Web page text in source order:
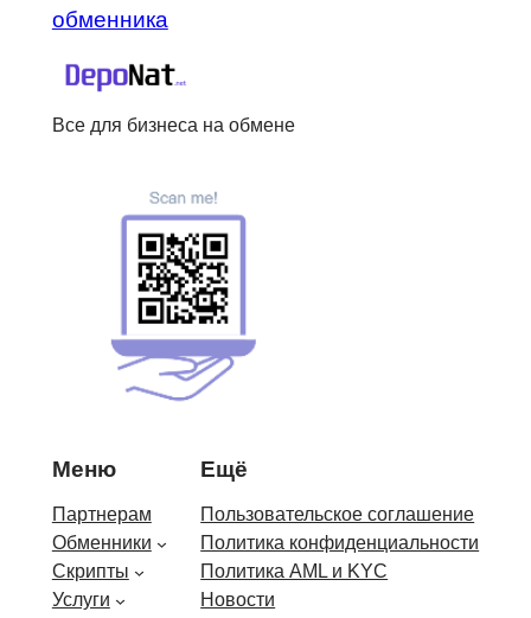
обменника
Все для бизнеса на обмене
Меню
Партнерам
Обменники
Скрипты
Услуги
Ещё
Пользовательское соглашение
Политика конфиденциальности
Политика AML и KYC
Новости